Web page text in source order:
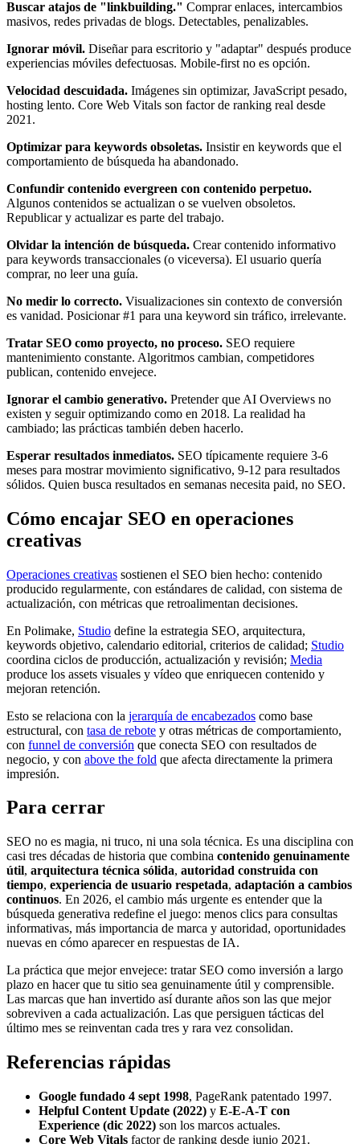
Buscar atajos de "linkbuilding." Comprar enlaces, intercambios
masivos, redes privadas de blogs. Detectables, penalizables.
Ignorar móvil. Diseñar para escritorio y "adaptar" después produce
experiencias móviles defectuosas. Mobile-first no es opción.
Velocidad descuidada. Imágenes sin optimizar, JavaScript pesado,
hosting lento. Core Web Vitals son factor de ranking real desde
2021.
Optimizar para keywords obsoletas. Insistir en keywords que el
comportamiento de búsqueda ha abandonado.
Confundir contenido evergreen con contenido perpetuo.
Algunos contenidos se actualizan o se vuelven obsoletos.
Republicar y actualizar es parte del trabajo.
Olvidar la intención de búsqueda. Crear contenido informativo
para keywords transaccionales (o viceversa). El usuario quería
comprar, no leer una guía.
No medir lo correcto. Visualizaciones sin contexto de conversión
es vanidad. Posicionar #1 para una keyword sin tráfico, irrelevante.
Tratar SEO como proyecto, no proceso. SEO requiere
mantenimiento constante. Algoritmos cambian, competidores
publican, contenido envejece.
Ignorar el cambio generativo. Pretender que AI Overviews no
existen y seguir optimizando como en 2018. La realidad ha
cambiado; las prácticas también deben hacerlo.
Esperar resultados inmediatos. SEO típicamente requiere 3-6
meses para mostrar movimiento significativo, 9-12 para resultados
sólidos. Quien busca resultados en semanas necesita paid, no SEO.
Cómo encajar SEO en operaciones
creativas
Operaciones creativas sostienen el SEO bien hecho: contenido
producido regularmente, con estándares de calidad, con sistema de
actualización, con métricas que retroalimentan decisiones.
En Polimake, Studio define la estrategia SEO, arquitectura,
keywords objetivo, calendario editorial, criterios de calidad; Studio
coordina ciclos de producción, actualización y revisión; Media
produce los assets visuales y vídeo que enriquecen contenido y
mejoran retención.
Esto se relaciona con la jerarquía de encabezados como base
estructural, con tasa de rebote y otras métricas de comportamiento,
con funnel de conversión que conecta SEO con resultados de
negocio, y con above the fold que afecta directamente la primera
impresión.
Para cerrar
SEO no es magia, ni truco, ni una sola técnica. Es una disciplina con
casi tres décadas de historia que combina contenido genuinamente
útil, arquitectura técnica sólida, autoridad construida con
tiempo, experiencia de usuario respetada, adaptación a cambios
continuos. En 2026, el cambio más urgente es entender que la
búsqueda generativa redefine el juego: menos clics para consultas
informativas, más importancia de marca y autoridad, oportunidades
nuevas en cómo aparecer en respuestas de IA.
La práctica que mejor envejece: tratar SEO como inversión a largo
plazo en hacer que tu sitio sea genuinamente útil y comprensible.
Las marcas que han invertido así durante años son las que mejor
sobreviven a cada actualización. Las que persiguen tácticas del
último mes se reinventan cada tres y rara vez consolidan.
Referencias rápidas
Google fundado 4 sept 1998, PageRank patentado 1997.
Helpful Content Update (2022) y E-E-A-T con
Experience (dic 2022) son los marcos actuales.
Core Web Vitals factor de ranking desde junio 2021.